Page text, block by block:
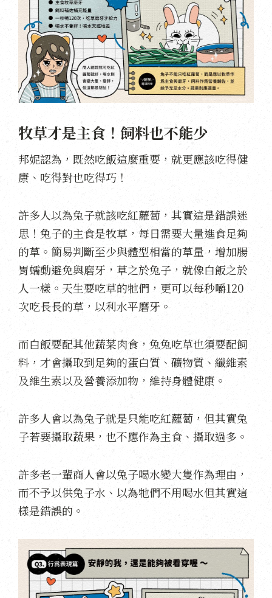
牧草才是主食！飼料也不能少
邦妮認為，既然吃飯這麼重要，就更應該吃得健
康、吃得對也吃得巧！
許多人以為兔子就該吃紅蘿蔔，其實這是錯誤迷
思！兔子的主食是牧草，每日需要大量進食足夠
的草。簡易判斷至少與體型相當的草量，增加腸
胃蠕動避免與磨牙，草之於兔子，就像白飯之於
人一樣。天生要吃草的牠們，更可以每秒嚼120
次吃長長的草，以利水平磨牙。
而白飯要配其他蔬菜肉食，兔兔吃草也須要配飼
料，才會攝取到足夠的蛋白質、礦物質、纖維素
及維生素以及營養添加物，維持身體健康。
許多人會以為兔子就是只能吃紅蘿蔔，但其實兔
子若要攝取蔬果，也不應作為主食、攝取過多。
許多老一輩商人會以兔子喝水變大隻作為理由，
而不予以供兔子水、以為牠們不用喝水但其實這
樣是錯誤的。